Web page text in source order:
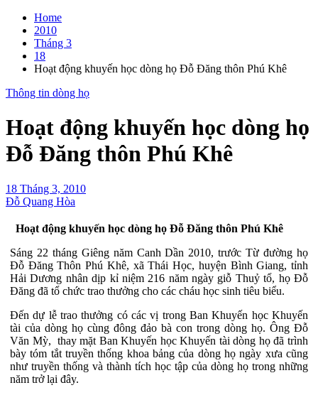
Home
2010
Tháng 3
18
Hoạt động khuyến học dòng họ Đỗ Đăng thôn Phú Khê
Thông tin dòng họ
Hoạt động khuyến học dòng họ
Đỗ Đăng thôn Phú Khê
18 Tháng 3, 2010
Đỗ Quang Hòa
Hoạt động khuyến học dòng họ Đỗ Đăng thôn Phú Khê
Sáng 22 tháng Giêng năm Canh Dần 2010, trước Từ đường họ
Đỗ Đăng Thôn Phú Khê, xã Thái Học, huyện Bình Giang, tỉnh
Hải Dương nhân dịp kỉ niệm 216 năm ngày giỗ Thuỷ tổ, họ Đỗ
Đăng đã tổ chức trao thưởng cho các cháu học sinh tiêu biểu.
Đến dự lễ trao thưởng có các vị trong Ban Khuyến học Khuyến
tài của dòng họ cùng đông đảo bà con trong dòng họ. Ông Đỗ
Văn Mỳ, thay mặt Ban Khuyến học Khuyến tài dòng họ đã trình
bày tóm tắt truyền thống khoa bảng của dòng họ ngày xưa cũng
như truyền thống và thành tích học tập của dòng họ trong những
năm trở lại đây.